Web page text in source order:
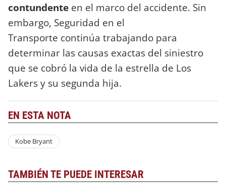
contundente en el marco del accidente. Sin
embargo, Seguridad en el
Transporte continúa trabajando para
determinar las causas exactas del siniestro
que se cobró la vida de la estrella de Los
Lakers y su segunda hija.
EN ESTA NOTA
Kobe Bryant
TAMBIÉN TE PUEDE INTERESAR